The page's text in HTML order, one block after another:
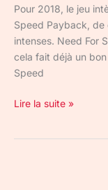
Pour 2018, le jeu
Speed Payback, de
intenses. Need For
cela fait déjà un
Speed
Lire la suite »